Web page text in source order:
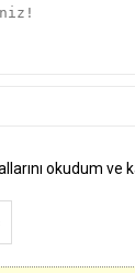
okudum ve